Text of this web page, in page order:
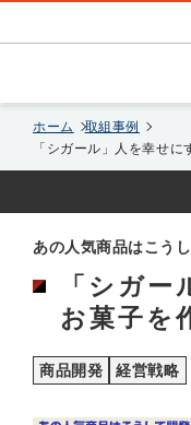
ホーム
取組事例
「シガール」人を幸せ
あの人気商品はこう
「シガ
お菓子を
商品開発 経営戦略